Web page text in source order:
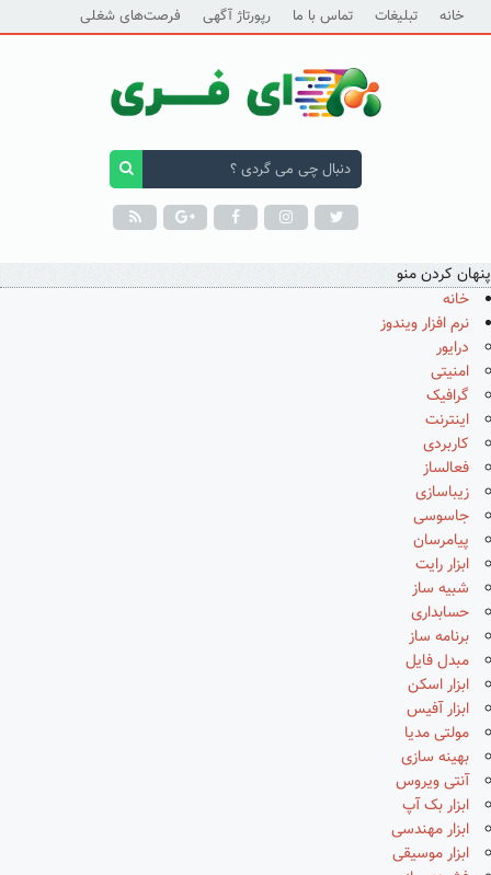
خانه تبلیغات تماس با ما رپورتاژ آگهی فرصت‌های شغلی
پنهان کردن منو
خانه
نرم افزار ویندوز
درایور
امنیتی
گرافیک
اینترنت
کاربردی
فعالساز
زیباسازی
جاسوسی
پیامرسان
ابزار رایت
شبیه ساز
حسابداری
برنامه ساز
مبدل فایل
ابزار اسکن
ابزار آفیس
مولتی مدیا
بهینه سازی
آنتی ویروس
ابزار بک آپ
ابزار مهندسی
ابزار موسیقی